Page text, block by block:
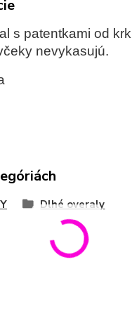
s patentkami od
nevykasujú.
Dlhé overaly